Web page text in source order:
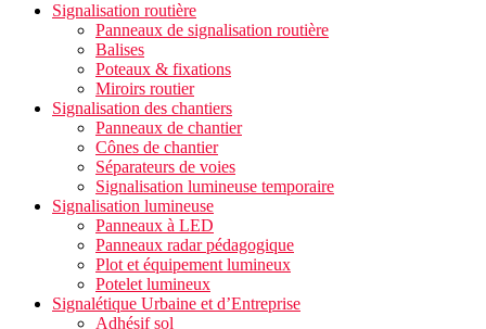
Signalisation routière
Panneaux de signalisation routière
Balises
Poteaux & fixations
Miroirs routier
Signalisation des chantiers
Panneaux de chantier
Cônes de chantier
Séparateurs de voies
Signalisation lumineuse temporaire
Signalisation lumineuse
Panneaux à LED
Panneaux radar pédagogique
Plot et équipement lumineux
Potelet lumineux
Signalétique Urbaine et d’Entreprise
Adhésif sol